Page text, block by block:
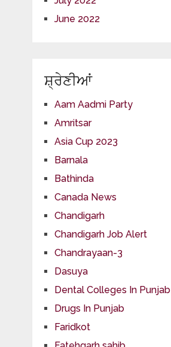
June 2022
ਸ਼੍ਰੇਣੀਆਂ
Aam Aadmi Party
Amritsar
Asia Cup 2023
Barnala
Bathinda
Canada News
Chandigarh
Chandigarh Job Alert
Chandrayaan-3
Dasuya
Dental Colleges In Punjab
Drugs In Punjab
Faridkot